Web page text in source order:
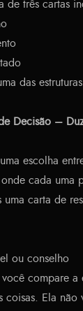
de três cartas
das
Decisão –
escolha
cada uma
uma carta de
ou conselho
você compare a
coisas. Ela não